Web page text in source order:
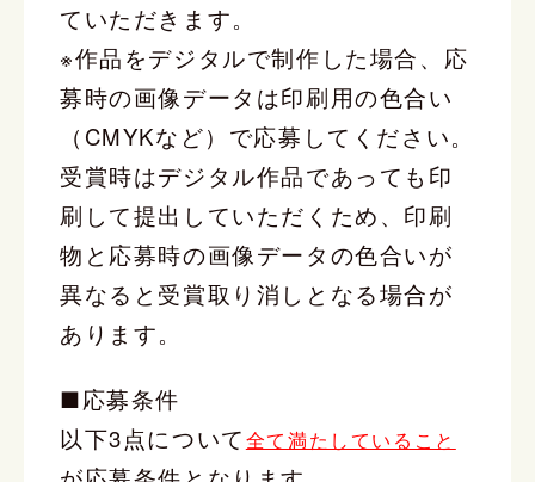
ていただきます。
※作品をデジタルで制作した場合、応
募時の画像データは印刷用の色合い
（CMYKなど）で応募してください。
受賞時はデジタル作品であっても印
刷して提出していただくため、印刷
物と応募時の画像データの色合いが
異なると受賞取り消しとなる場合が
あります。
■応募条件
以下3点について全て満たしていること